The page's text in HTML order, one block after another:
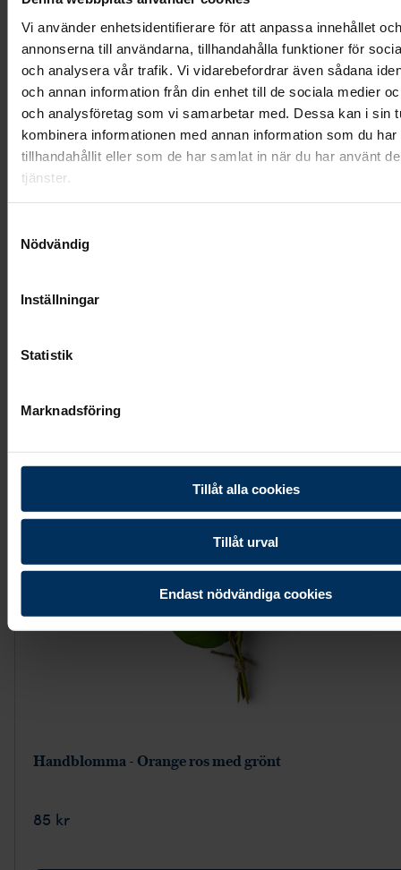
Vi använder enhetsidentifierare för att anpassa innehållet och
annonserna till användarna, tillhandahålla funktioner för
och analysera vår trafik. Vi vidarebefordrar även sådana
och annan information från din enhet till de sociala medier
och analysföretag som vi samarbetar med. Dessa kan i sin
kombinera informationen med annan information som du har
tillhandahållit eller som de har samlat in när du har använt
tjänster.
Nödvändig
Inställningar
Statistik
Marknadsföring
Tillåt alla cookies
Tillåt urval
Endast nödvändiga cookies
Visa mer
Handblomma - Orange ros med grönt
85 kr